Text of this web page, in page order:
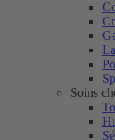
Soins